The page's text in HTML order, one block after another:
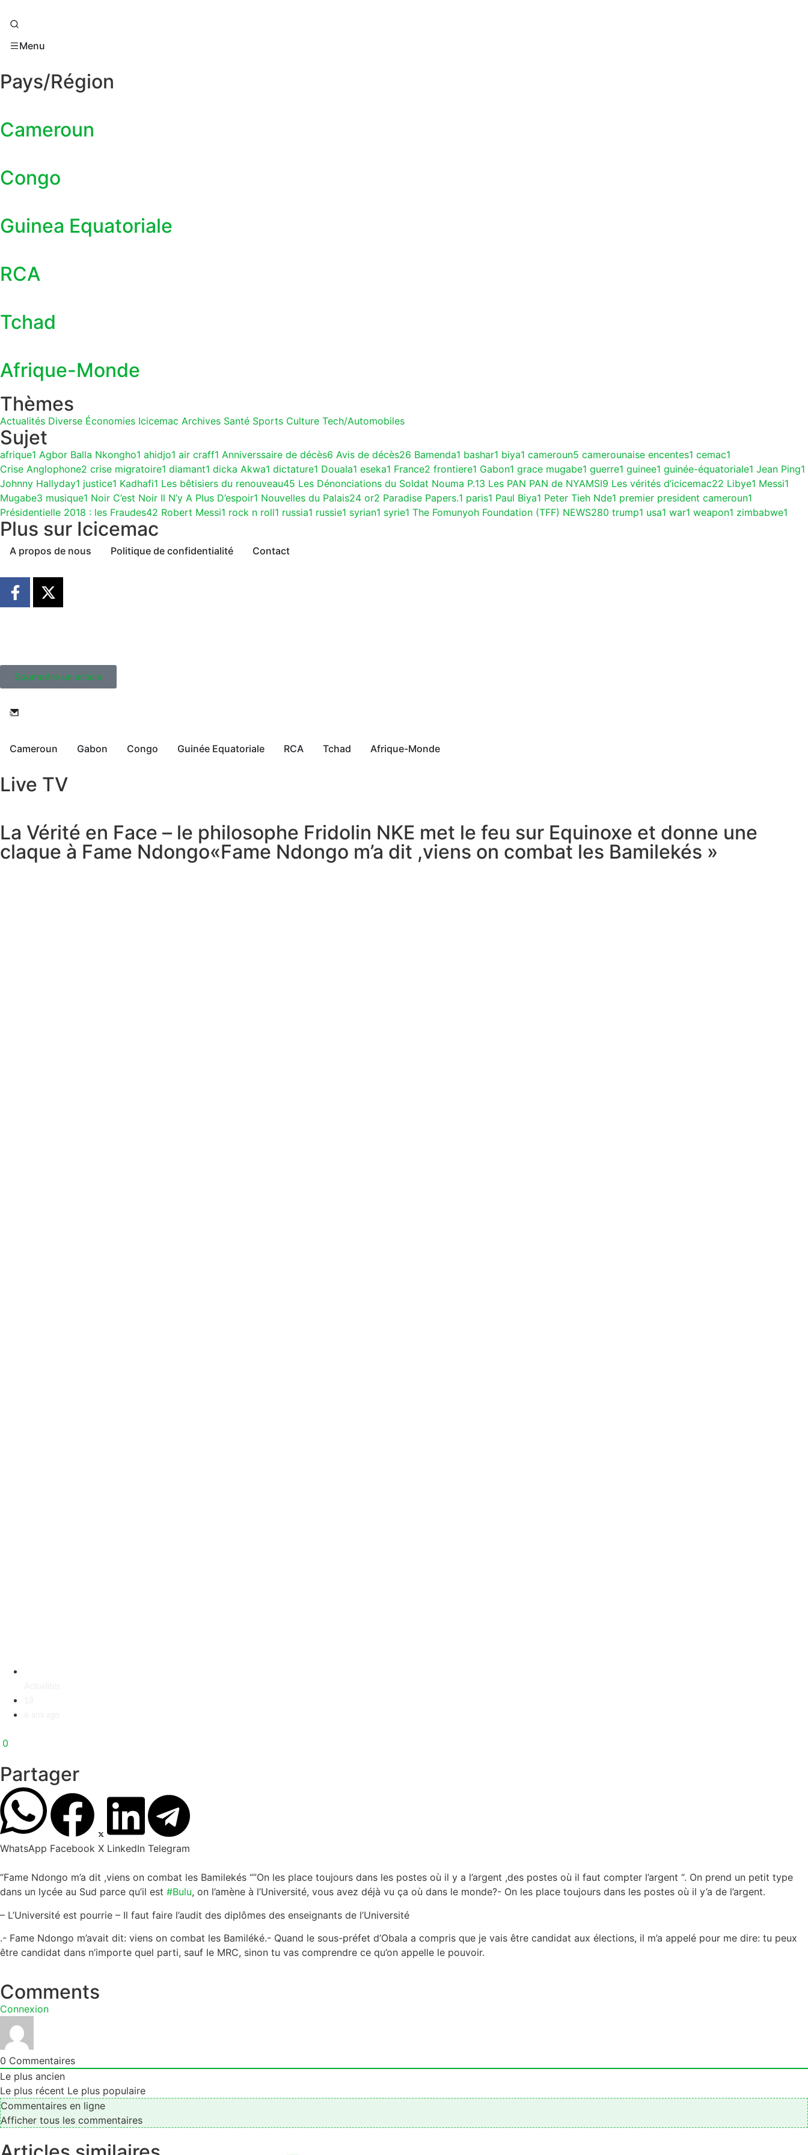
Menu
Pays/Région
Cameroun
Congo
Guinea Equatoriale
RCA
Tchad
Afrique-Monde
Thèmes
Actualités Diverse Économies Icicemac Archives Santé Sports Culture Tech/Automobiles
Sujet
afrique1 Agbor Balla Nkongho1 ahidjo1 air craff1 Anniverssaire de décès6 Avis de décès26 Bamenda1 bashar1 biya1 cameroun5 camerounaise encentes1 cemac1
Crise Anglophone2 crise migratoire1 diamant1 dicka Akwa1 dictature1 Douala1 eseka1 France2 frontiere1 Gabon1 grace mugabe1 guerre1 guinee1 guinée-équatoriale1 Jean Ping1
Johnny Hallyday1 justice1 Kadhafi1 Les bêtisiers du renouveau45 Les Dénonciations du Soldat Nouma P.13 Les PAN PAN de NYAMSI9 Les vérités d’icicemac22 Libye1 Messi1
Mugabe3 musique1 Noir C’est Noir Il N’y A Plus D’espoir1 Nouvelles du Palais24 or2 Paradise Papers.1 paris1 Paul Biya1 Peter Tieh Nde1 premier president cameroun1
Présidentielle 2018 : les Fraudes42 Robert Messi1 rock n roll1 russia1 russie1 syrian1 syrie1 The Fomunyoh Foundation (TFF) NEWS280 trump1 usa1 war1 weapon1 zimbabwe1
Plus sur Icicemac
A propos de nous Politique de confidentialité Contact
Soumettre un article
Cameroun Gabon Congo Guinée Equatoriale RCA Tchad Afrique-Monde
Live TV
La Vérité en Face – le philosophe Fridolin NKE met le feu sur Equinoxe et donne une
claque à Fame Ndongo«Fame Ndongo m’a dit ,viens on combat les Bamilekés »
0
Partager
WhatsApp Facebook X LinkedIn Telegram
“Fame Ndongo m’a dit ,viens on combat les Bamilekés “”On les place toujours dans les postes où il y a l’argent ,des postes où il faut compter l’argent “. On prend un petit type
dans un lycée au Sud parce qu’il est #Bulu, on l’amène à l’Université, vous avez déjà vu ça où dans le monde?- On les place toujours dans les postes où il y’a de l’argent.
– L’Université est pourrie – Il faut faire l’audit des diplômes des enseignants de l’Université
.- Fame Ndongo m’avait dit: viens on combat les Bamiléké.- Quand le sous-préfet d’Obala a compris que je vais être candidat aux élections, il m’a appelé pour me dire: tu peux
être candidat dans n’importe quel parti, sauf le MRC, sinon tu vas comprendre ce qu’on appelle le pouvoir.
Comments
Connexion
0 Commentaires
Le plus ancien
Le plus récent Le plus populaire
Commentaires en ligne
Afficher tous les commentaires